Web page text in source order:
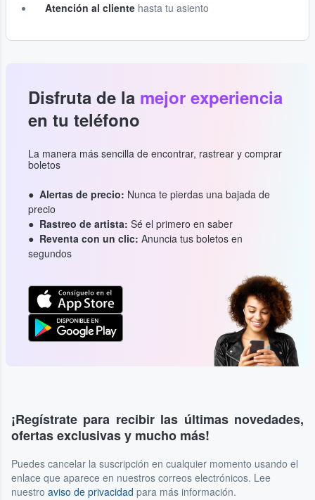
Atención al cliente hasta tu asiento
Disfruta de la mejor experiencia
en tu teléfono
La manera más sencilla de encontrar, rastrear y comprar
boletos
Alertas de precio: Nunca te pierdas una bajada de
precio
Rastreo de artista: Sé el primero en saber
Reventa con un clic: Anuncia tus boletos en
segundos
¡Regístrate para recibir las últimas novedades,
ofertas exclusivas y mucho más!
Puedes cancelar la suscripción en cualquier momento usando el
enlace que aparece en nuestros correos electrónicos. Lee
nuestro aviso de privacidad para más información.